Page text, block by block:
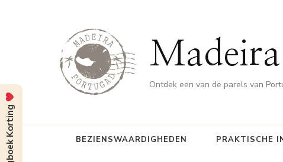
Ontdek een van de parels van
BEZIENSWAARDIGHEDEN PRAKTISCHE